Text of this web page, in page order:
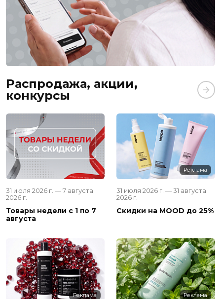
Распродажа, акции,
конкурсы
31 июля 2026 г. — 7 августа
2026 г.
Товары недели с 1 по 7
августа
Реклама
31 июля 2026 г. — 31 августа
2026 г.
Скидки на MOOD до 25%
Реклама Реклама